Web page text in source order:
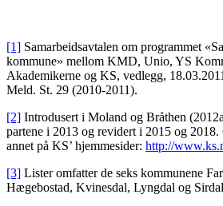
[1] Samarbeidsavtalen om programmet
kommune» mellom KMD, Unio, YS
Akademikerne og KS, vedlegg,
Meld. St. 29 (2010-2011).
[2] Introdusert i Moland og Bråthen
partene i 2013 og revidert i 2015 og
annet på KS’ hjemmesider: http://
[3] Lister omfatter de seks kommunene
Hægebostad, Kvinesdal, Lyngdal og